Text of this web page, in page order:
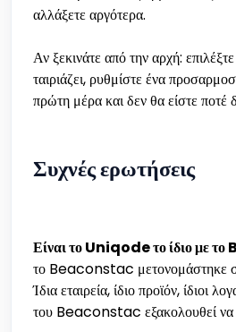
αλλάξετε αργότερα.
Αν ξεκινάτε από την αρχή:
ταιριάζει, ρυθμίστε ένα
πρώτη μέρα και δεν θα είστε ποτέ
Συχνές ερωτήσεις
Είναι το Uniqode το ίδιο με
το Beaconstac μετονομάστηκε
Ίδια εταιρεία, ίδιο προϊόν, ίδιοι
του Beaconstac εξακολουθεί να